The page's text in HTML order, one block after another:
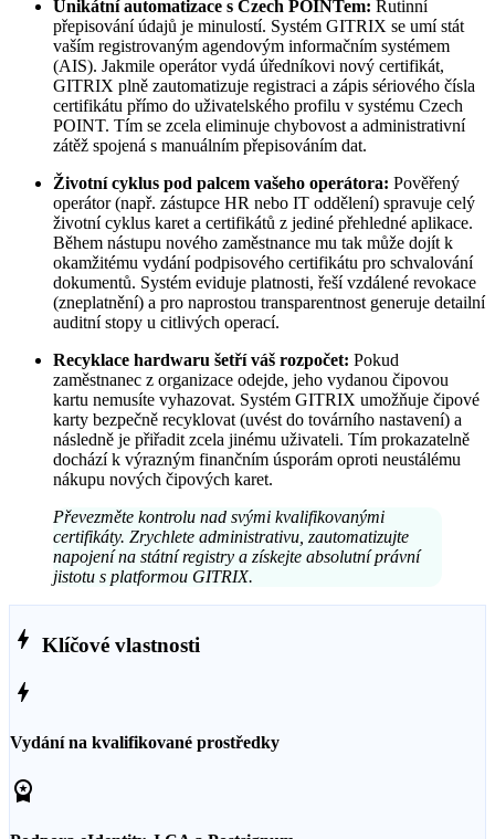
Unikátní automatizace s Czech POINTem: Rutinní
přepisování údajů je minulostí. Systém GITRIX se umí stát
vaším registrovaným agendovým informačním systémem
(AIS). Jakmile operátor vydá úředníkovi nový certifikát,
GITRIX plně zautomatizuje registraci a zápis sériového čísla
certifikátu přímo do uživatelského profilu v systému Czech
POINT. Tím se zcela eliminuje chybovost a administrativní
zátěž spojená s manuálním přepisováním dat.
Životní cyklus pod palcem vašeho operátora: Pověřený
operátor (např. zástupce HR nebo IT oddělení) spravuje celý
životní cyklus karet a certifikátů z jediné přehledné aplikace.
Během nástupu nového zaměstnance mu tak může dojít k
okamžitému vydání podpisového certifikátu pro schvalování
dokumentů. Systém eviduje platnosti, řeší vzdálené revokace
(zneplatnění) a pro naprostou transparentnost generuje detailní
auditní stopy u citlivých operací.
Recyklace hardwaru šetří váš rozpočet: Pokud
zaměstnanec z organizace odejde, jeho vydanou čipovou
kartu nemusíte vyhazovat. Systém GITRIX umožňuje čipové
karty bezpečně recyklovat (uvést do továrního nastavení) a
následně je přiřadit zcela jinému uživateli. Tím prokazatelně
dochází k výrazným finančním úsporám oproti neustálému
nákupu nových čipových karet.
Převezměte kontrolu nad svými kvalifikovanými
certifikáty. Zrychlete administrativu, zautomatizujte
napojení na státní registry a získejte absolutní právní
jistotu s platformou GITRIX.
bolt Klíčové vlastnosti
bolt
Vydání na kvalifikované prostředky
workspace_premium